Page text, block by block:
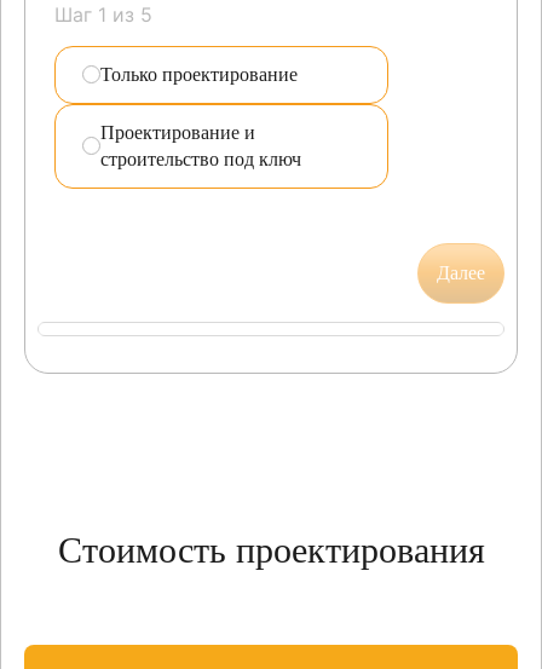
Шаг 1 из 5
Только проектирование
Проектирование и
строительство под ключ
Далее
Стоимость проектирования